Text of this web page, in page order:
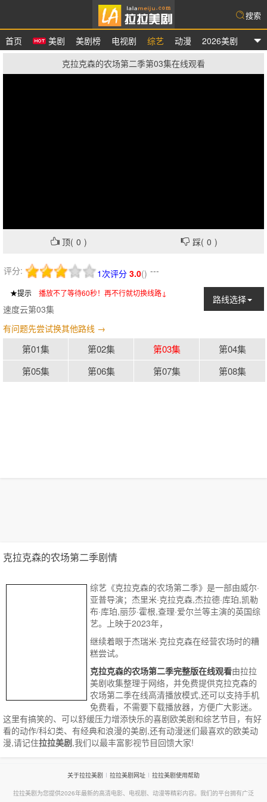
拉拉美剧
首页 美剧 美剧榜 电视剧 综艺 动漫 2026美剧
搜索
克拉克森的农场第二季第03集在线观看
顶( 0 ) 踩( 0 )
评分: 3.0(
1次评分 ) ---
★提示 播放不了等待60秒！再不行就切换线路↓
路线选择
速度云第03集
有问题先尝试换其他路线 →
第01集 第02集 第03集
第04集
第05集
第06集 第07集 第08集
克拉克森的农场第二季剧情
综艺《克拉克森的农场第二季》是一部由威尔·
亚普导演；杰里米·克拉克森,杰拉德·库珀,凯勒
布·库珀,丽莎·霍根,查理·爱尔兰等主演的英国综
艺。上映于2023年，
继续着眼于杰瑞米·克拉克森在经营农场时的糟
糕尝试。
克拉克森的农场第二季完整版在线观看由拉拉
美剧收集整理于网络，并免费提供克拉克森的
农场第二季在线高清播放模式,还可以支持手机
免费看，不需要下载播放器，方便广大影迷。
这里有搞笑的、可以舒缓压力增添快乐的喜剧欧美剧和综艺节目，有好
看的动作/科幻类、有经典和浪漫的美剧,还有动漫迷们最喜欢的欧美动
漫,请记住拉拉美剧,我们以最丰富影视节目回馈大家!
关于拉拉美剧 拉拉美剧网址 拉拉美剧使用帮助
拉拉美剧为您提供2026年最新的高清电影、电视剧、动漫等精彩内容。我们的平台拥有广泛